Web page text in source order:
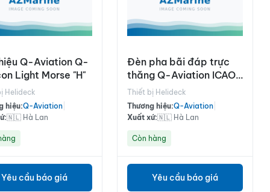
Q-Aviation Q-
Light Morse "H"
Helideck
hiệu:Q-Aviation
🇳🇱 Hà Lan
Yêu cầu báo giá
Đèn pha bãi đáp trực
thăng Q-Aviation ICAO,
100-240Vac
Thiết bị Helideck
Thương hiệu:Q-Aviation
Xuất xứ:🇳🇱 Hà Lan
Còn hàng
Yêu cầu báo giá